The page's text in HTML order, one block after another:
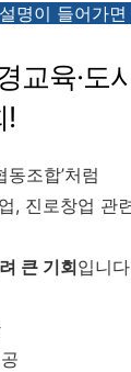
명이 들어가
교육·도
!
동조합’처럼
, 진로창업 관
큰 기회입니